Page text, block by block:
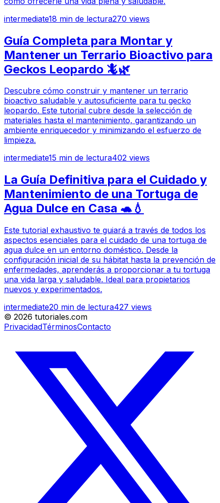
intermediate18 min de lectura270 views
Guía Completa para Montar y
Mantener un Terrario Bioactivo para
Geckos Leopardo 🦎🌿
Descubre cómo construir y mantener un terrario
bioactivo saludable y autosuficiente para tu gecko
leopardo. Este tutorial cubre desde la selección de
materiales hasta el mantenimiento, garantizando un
ambiente enriquecedor y minimizando el esfuerzo de
limpieza.
intermediate15 min de lectura402 views
La Guía Definitiva para el Cuidado y
Mantenimiento de una Tortuga de
Agua Dulce en Casa 🐢💧
Este tutorial exhaustivo te guiará a través de todos los
aspectos esenciales para el cuidado de una tortuga de
agua dulce en un entorno doméstico. Desde la
configuración inicial de su hábitat hasta la prevención de
enfermedades, aprenderás a proporcionar a tu tortuga
una vida larga y saludable. Ideal para propietarios
nuevos y experimentados.
intermediate20 min de lectura427 views
© 2026 tutoriales.com
PrivacidadTérminosContacto